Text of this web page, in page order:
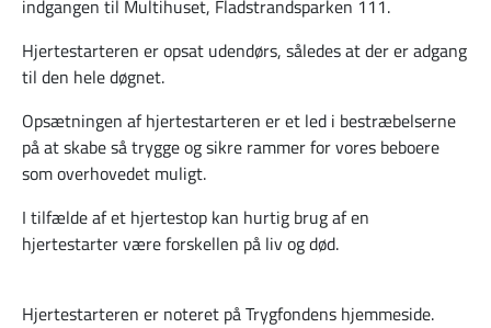
indgangen til Multihuset, Fladstrandsparken 111.
Hjertestarteren er opsat udendørs, således at der er adgang
til den hele døgnet.
Opsætningen af hjertestarteren er et led i bestræbelserne
på at skabe så trygge og sikre rammer for vores beboere
som overhovedet muligt.
I tilfælde af et hjertestop kan hurtig brug af en
hjertestarter være forskellen på liv og død.
Hjertestarteren er noteret på Trygfondens hjemmeside.